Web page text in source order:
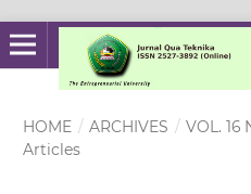
HOME / ARCHIVES / VOL. 16
Articles